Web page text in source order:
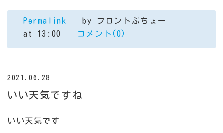
Permalink
by フロントぶちょー
at 13:00
コメント(0)
2021.06.28
いい天気ですね
いい天気です